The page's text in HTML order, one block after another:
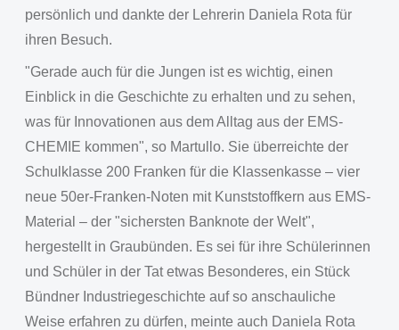
persönlich und dankte der Lehrerin Daniela Rota für
ihren Besuch.
"Gerade auch für die Jungen ist es wichtig, einen
Einblick in die Geschichte zu erhalten und zu sehen,
was für Innovationen aus dem Alltag aus der EMS-
CHEMIE kommen", so Martullo. Sie überreichte der
Schulklasse 200 Franken für die Klassenkasse – vier
neue 50er-Franken-Noten mit Kunststoffkern aus EMS-
Material – der "sichersten Banknote der Welt",
hergestellt in Graubünden. Es sei für ihre Schülerinnen
und Schüler in der Tat etwas Besonderes, ein Stück
Bündner Industriegeschichte auf so anschauliche
Weise erfahren zu dürfen, meinte auch Daniela Rota